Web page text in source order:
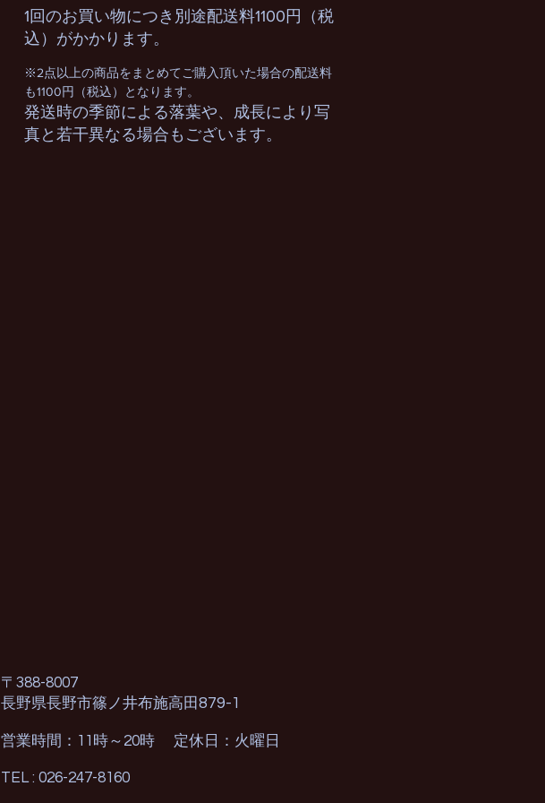
1回のお買い物につき別途配送料1100円（税
込）がかかります。
※2点以上の商品をまとめてご購入頂いた場合の配送料
も1100円（税込）となります。
発送時の季節による落葉や、成長により写
真と若干異なる場合もございます。
〒388-8007
長野県長野市篠ノ井布施高田 879-1
営業時間：11時～20時 定休日：火曜日
TEL : 026-247-8160